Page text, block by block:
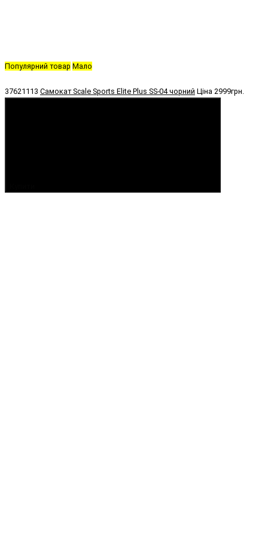
Популярний товар Мало
37621113 Самокат Scale Sports Elite Plus SS-04 чорний Ціна 2999грн.